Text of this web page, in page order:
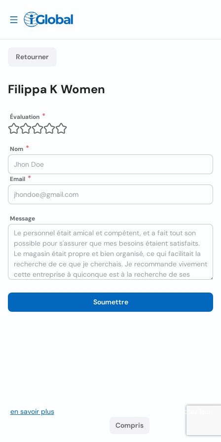
Retourner
Filippa K Women
Évaluation
Nom
Email
Message
Soumettre
en savoir plus. Si vous continuez à naviguer, vous acceptez leur
Compris